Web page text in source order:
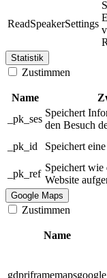
ReadSpeakerSettings
Statistik
Zustimmen
Name
_pk_ses
Speichert
den Besuch
_pk_id Speichert
_pk_ref
Speichert wie
Website
Google Maps
Zustimmen
Name
gdpriframemapsgoogle